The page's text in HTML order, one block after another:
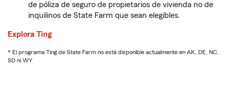
de póliza de seguro de propietarios de vivienda no de
inquilinos de State Farm que sean elegibles.
Explora Ting
* El programa Ting de State Farm no está disponible actualmente en AK, DE, NC,
SD ni WY